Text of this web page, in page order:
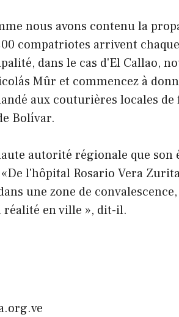
nous avons contenu la
compatriotes arrivent
dans le cas d'El Callao,
Mûr et commencez à
aux couturières locales de
Bolívar.
autorité régionale que son
l'hôpital Rosario Vera
une zone de
en ville », dit-il.